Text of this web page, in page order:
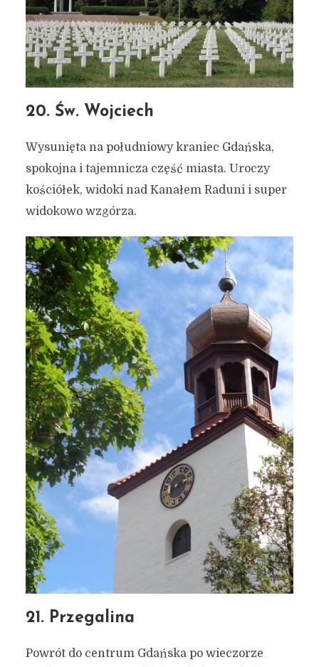
20. Św. Wojciech
Wysunięta na południowy kraniec Gdańska,
spokojna i tajemnicza część miasta. Uroczy
kościółek, widoki nad Kanałem Raduni i super
widokowo wzgórza.
21. Przegalina
Powrót do centrum Gdańska po wieczorze